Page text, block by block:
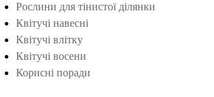
Рослини для тінистої ділянки
Квітучі навесні
Квітучі влітку
Квітучі восени
Корисні поради